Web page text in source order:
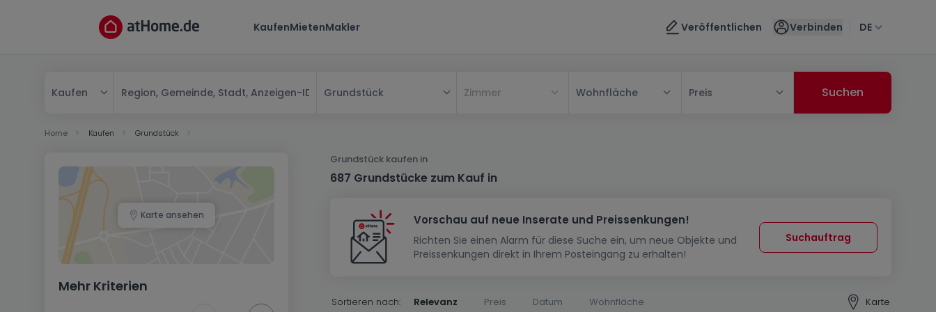
KaufenMietenMakler Veröffentlichen Verbinden DE
Kaufen Grundstück
Haus
Reihenhaus
Doppelhaushälfte
Herrenhaus
Wohnung
Schlafzimmer
1-Zimmer-Apartment
Maisonnette
Wohnanlage
Wohnsiedlung
Haus bauen
Musterhaus
Renditeobjekt
Garage - Parkplatz
Zimmer Wohnfläche Preis
Home Kaufen Grundstück
Grundstück kaufen in
687 Grundstücke zum Kauf in
Vorschau auf neue Inserate und Preissenkungen!
Richten Sie einen Alarm für diese Suche ein, um neue Objekte und
Preissenkungen direkt in Ihrem Posteingang zu erhalten!
Suchauftrag
Sortieren nach: Relevanz Preis Datum Wohnfläche Karte
Karte ansehen
Mehr Kriterien